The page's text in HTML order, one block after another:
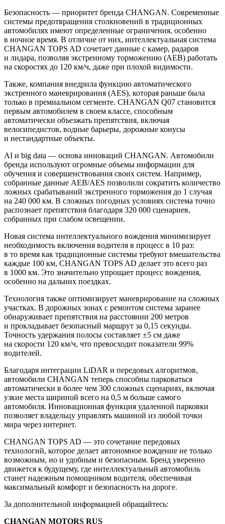
Безопасность — приоритет бренда CHANGAN. Современные
системы предотвращения столкновений в традиционных
автомобилях имеют определенные ограничения, особенно
в ночное время. В отличие от них, интеллектуальная система
CHANGAN TOPS AD сочетает данные с камер, радаров
и лидара, позволяя экстренному торможению (AEB) работать
на скоростях до 120 км/ч, даже при плохой видимости.
Также, компания внедрила функцию автоматического
экстренного маневрирования (AES), которая раньше была
только в премиальном сегменте. CHANGAN Q07 становится
первым автомобилем в своем классе, способным
автоматически объезжать препятствия, включая
велосипедистов, водные барьеры, дорожные конусы
и нестандартные объекты.
AI и big data — основа инноваций CHANGAN. Автомобили
бренда используют огромные объемы информации для
обучения и совершенствования своих систем. Например,
собранные данные AEB/AES позволили сократить количество
ложных срабатываний экстренного торможения до 1 случая
на 240 000 км. В сложных погодных условиях система точно
распознает препятствия благодаря 320 000 сценариев,
собранных при слабом освещении.
Новая система интеллектуального вождения минимизирует
необходимость включения водителя в процесс в 10 раз:
в то время как традиционные системы требуют вмешательства
каждые 100 км, CHANGAN TOPS AD делает это всего раз
в 1000 км. Это значительно упрощает процесс вождения,
особенно на дальних поездках.
Технология также оптимизирует маневрирование на сложных
участках. В дорожных зонах с ремонтом система заранее
обнаруживает препятствия на расстоянии 200 метров
и прокладывает безопасный маршрут за 0,15 секунды.
Точность удержания полосы составляет ±5 см даже
на скорости 120 км/ч, что превосходит показатели 99%
водителей.
Благодаря интеграции LiDAR и передовых алгоритмов,
автомобили CHANGAN теперь способны парковаться
автоматически в более чем 300 сложных сценариях, включая
узкие места шириной всего на 0,5 м больше самого
автомобиля. Инновационная функция удаленной парковки
позволяет владельцу управлять машиной из любой точки
мира через интернет.
CHANGAN TOPS AD — это сочетание передовых
технологий, которое делает автономное вождение не только
возможным, но и удобным и безопасным. Бренд уверенно
движется к будущему, где интеллектуальный автомобиль
станет надежным помощником водителя, обеспечивая
максимальный комфорт и безопасность на дороге.
За дополнительной информацией обращайтесь:
CHANGAN MOTORS RUS